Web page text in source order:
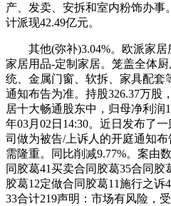
产、发卖、安拆和室内粉饰办事
计派现42.49亿元。
其他(弥补)3.04%。欧派家居
家居用品-定制家居。笼盖全体
统、金属门窗、软拆、家具配套
通知布告为准。持股326.37万股
居十大畅通股东中，归母净利润
年03月02日14:30。近日发布了
司做为被告/上诉人的开庭通知
需隆重。同比削减9.77%。案由
同胶葛41买卖合同胶葛35合同胶
胶葛12定做合同胶葛11施行之
33合计219声明：市场有风险，